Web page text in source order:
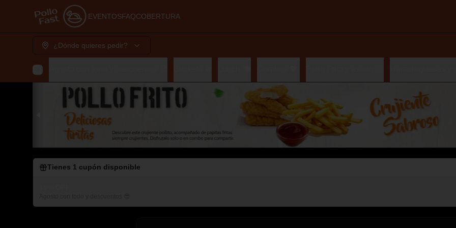
EVENTOSFAQCOBERTURA
¿Dónde quieres pedir?
Tienes 1 cupón disponible